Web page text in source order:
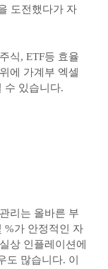
도전했다가 자
식, ETF등 효율
에 가계부 엑셀
수 있습니다.
리는 올바른 부
%가 안정적인 자
상 인플레이션에
도 많습니다. 이